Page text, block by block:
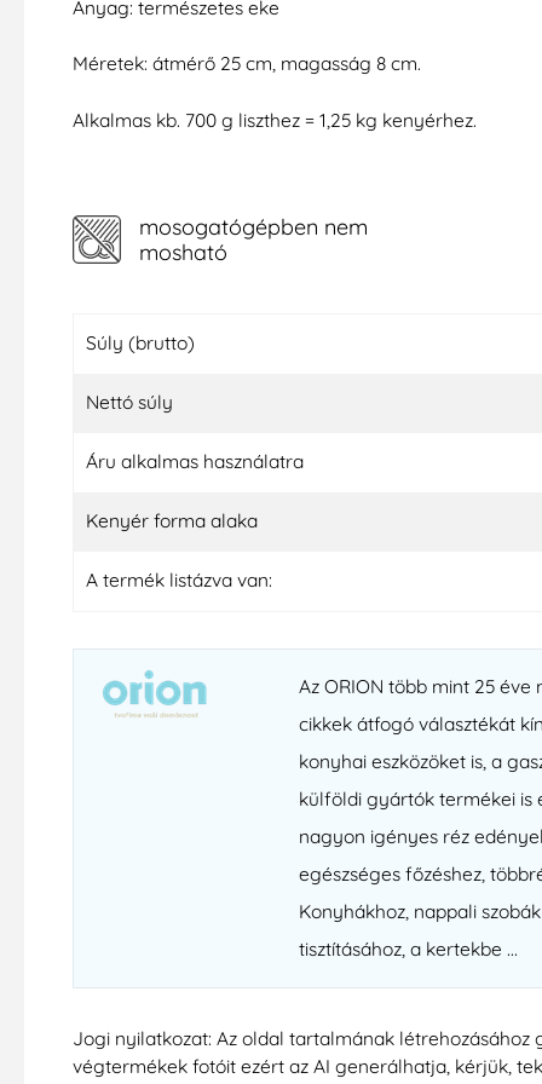
Anyag: természetes eke
Méretek: átmérő 25 cm, magasság 8 cm.
Alkalmas kb. 700 g liszthez = 1,25 kg kenyérhez.
mosogatógépben nem
mosható
Súly (brutto)
Nettó súly
Áru alkalmas használatra
Kenyér forma alaka
A termék listázva van:
Az ORION több mint 25
cikkek átfogó választékát
konyhai eszközöket is, a
külföldi gyártók termékei is
nagyon igényes réz
egészséges főzéshez,
Konyhákhoz, nappali
tisztításához, a kertekbe ...
Jogi nyilatkozat: Az oldal tartalmának
végtermékek fotóit ezért az AI generálhatja, kérjük,